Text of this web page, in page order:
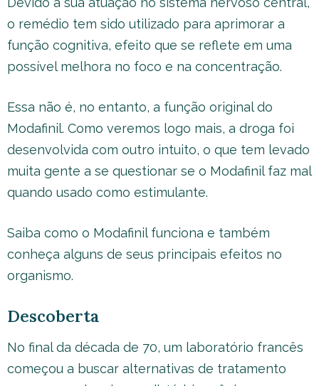
o remédio tem sido utilizado para aprimorar a
função cognitiva, efeito que se reflete em uma
possível melhora no foco e na concentração.
Essa não é, no entanto, a função original do
Modafinil. Como veremos logo mais, a droga foi
desenvolvida com outro intuito, o que tem levado
muita gente a se questionar se o Modafinil faz mal
quando usado como estimulante.
Saiba como o Modafinil funciona e também
conheça alguns de seus principais efeitos no
organismo.
Descoberta
No final da década de 70, um laboratório francês
começou a buscar alternativas de tratamento